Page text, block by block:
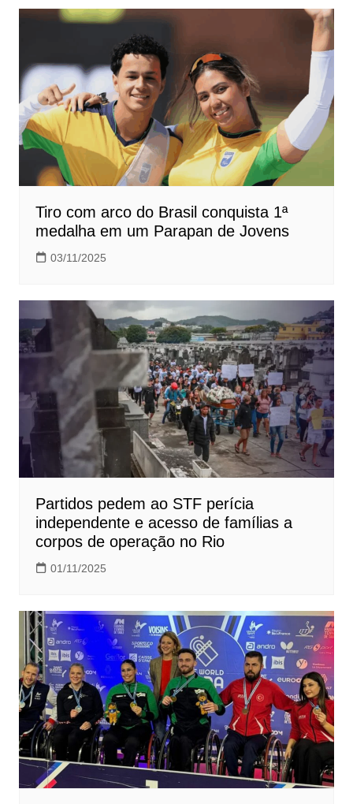
Post
Tiro com arco do Brasil conquista 1ª
medalha em um Parapan de Jovens
03/11/2025
Partidos pedem ao STF perícia
independente e acesso de famílias a
corpos de operação no Rio
01/11/2025